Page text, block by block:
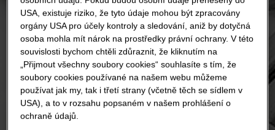
USA, existuje riziko, že tyto údaje mohou být zpracovány
orgány USA pro účely kontroly a sledování, aniž by dotyčná
osoba mohla mít nárok na prostředky právní ochrany. V této
souvislosti bychom chtěli zdůraznit, že kliknutím na
„Přijmout všechny soubory cookies“ souhlasíte s tím, že
soubory cookies používané na našem webu můžeme
používat jak my, tak i třetí strany (včetně těch se sídlem v
USA), a to v rozsahu popsaném v našem prohlášení o
ochraně údajů.